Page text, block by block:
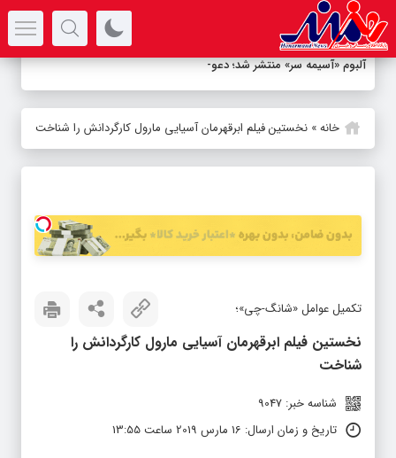
آلبوم «آسیمه سر» منتشر شد؛ دعوت به ش-
خانه» نخستین فیلم ابرقهرمان آسیایی مارول کارگردانش را شناخت
تکمیل عوامل «شانگ-چی»؛
نخستین فیلم ابرقهرمان آسیایی مارول کارگردانش را
شناخت
شناسه خبر: 9047
تاریخ و زمان ارسال: 16 مارس 2019 ساعت 13:55